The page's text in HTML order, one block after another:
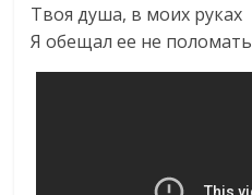
Твоя душа, в моих руках
Я обещал ее не поломать